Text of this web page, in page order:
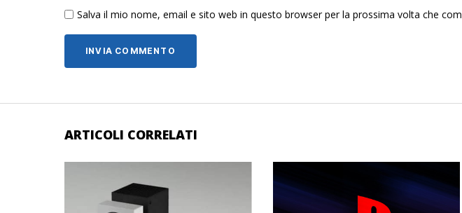
Salva il mio nome, email e sito web in questo browser per la prossima volta che
ARTICOLI CORRELATI